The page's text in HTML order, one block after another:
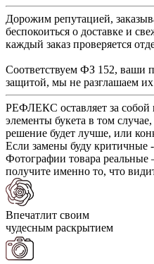
Дорожим репутацией,
беспокоиться о доставке и
каждый заказ проверяется
Соответствуем ФЗ 152, ваши
защитой, мы не разглашаем
РЕФЛЕКС оставляет за собой
элементы букета в том
решение будет лучше, или
Если замены буду критичные
Фотографии товара
получите именно то, что
Впечатлит своим
чудесным раскрытием